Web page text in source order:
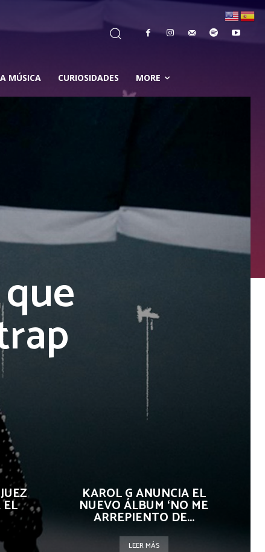
MÚSICA CURIOSIDADES MORE
KAROL G ANUNCIA EL
NUEVO ÁLBUM ‘NO ME
ARREPIENTO DE...
LEER MÁS